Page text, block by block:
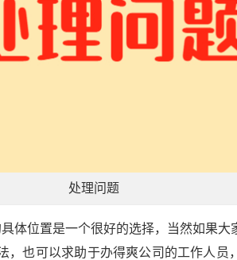
处理问题
体位置是一个很好的选择，当然如果
，也可以求助于办得爽公司的工作人员